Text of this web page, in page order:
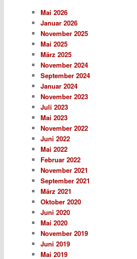
Mai 2026
Januar 2026
November 2025
Mai 2025
März 2025
November 2024
September 2024
Januar 2024
November 2023
Juli 2023
Mai 2023
November 2022
Juni 2022
Mai 2022
Februar 2022
November 2021
September 2021
März 2021
Oktober 2020
Juni 2020
Mai 2020
November 2019
Juni 2019
Mai 2019